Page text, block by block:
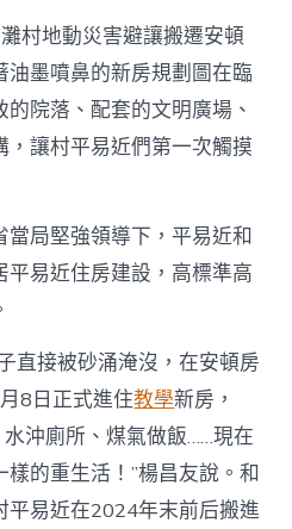
村地動災害避讓搬遷安頓
墨噴鼻的新房規劃圖在臨
院落、配套的文明廣場、
讓村平易近們第一次觸摸
當局堅強領導下，平易近和
易近住房建設，高標準高
直接被砂涌淹沒，在安頓房
8日正式進住教學新房，
沖廁所、煤氣做飯……現在
的重生活！”楊昌友說。和
平易近在2024年末前后搬進